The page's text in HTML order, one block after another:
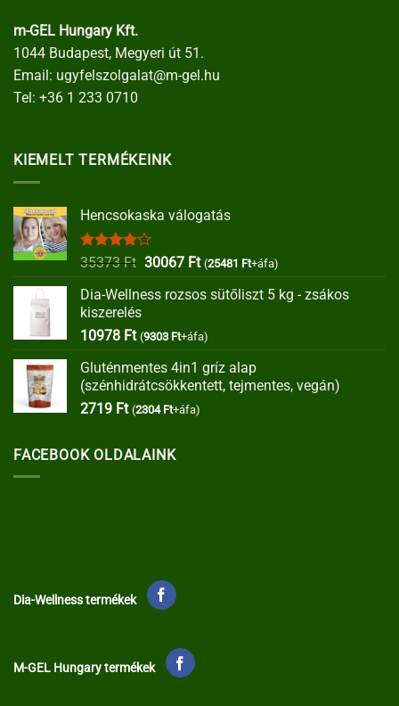
m-GEL Hungary Kft.
1044 Budapest, Megyeri út 51.
Email: ugyfelszolgalat@m-gel.hu
Tel: +36 1 233 0710
KIEMELT TERMÉKEINK
Hencsokaska válogatás
Értékelés:
35373Ft Original
was:
30067 FtCurrent
is:
(25481 Ft+áfa)
Dia-Wellness rozsos sütőliszt 5 kg - zsákos
kiszerelés
10978 Ft (9303 Ft+áfa)
Gluténmentes 4in1 gríz alap
(szénhidrátcsökkentett, tejmentes, vegán)
2719 Ft (2304 Ft+áfa)
FACEBOOK OLDALAINK
Dia-Wellness termékek
M-GEL Hungary termékek